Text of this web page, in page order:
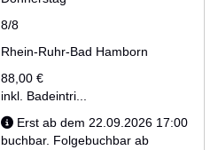
8/8
Rhein-Ruhr-Bad Hamborn
88,00 €
inkl. Badeintri...
Erst ab dem 22.09.2026 17:00
buchbar. Folgebuchbar ab